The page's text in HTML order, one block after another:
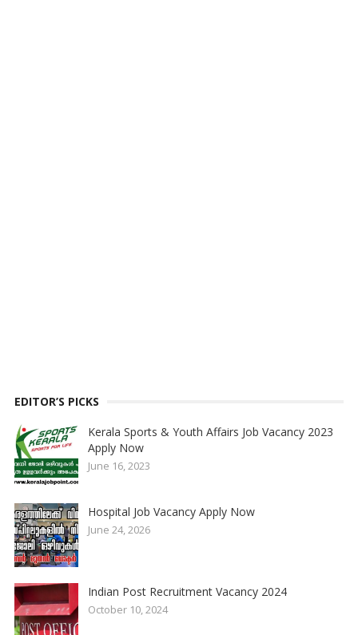
EDITOR’S PICKS
Kerala Sports & Youth Affairs Job Vacancy 2023
Apply Now
June 16, 2023
Hospital Job Vacancy Apply Now
June 24, 2026
Indian Post Recruitment Vacancy 2024
October 10, 2024